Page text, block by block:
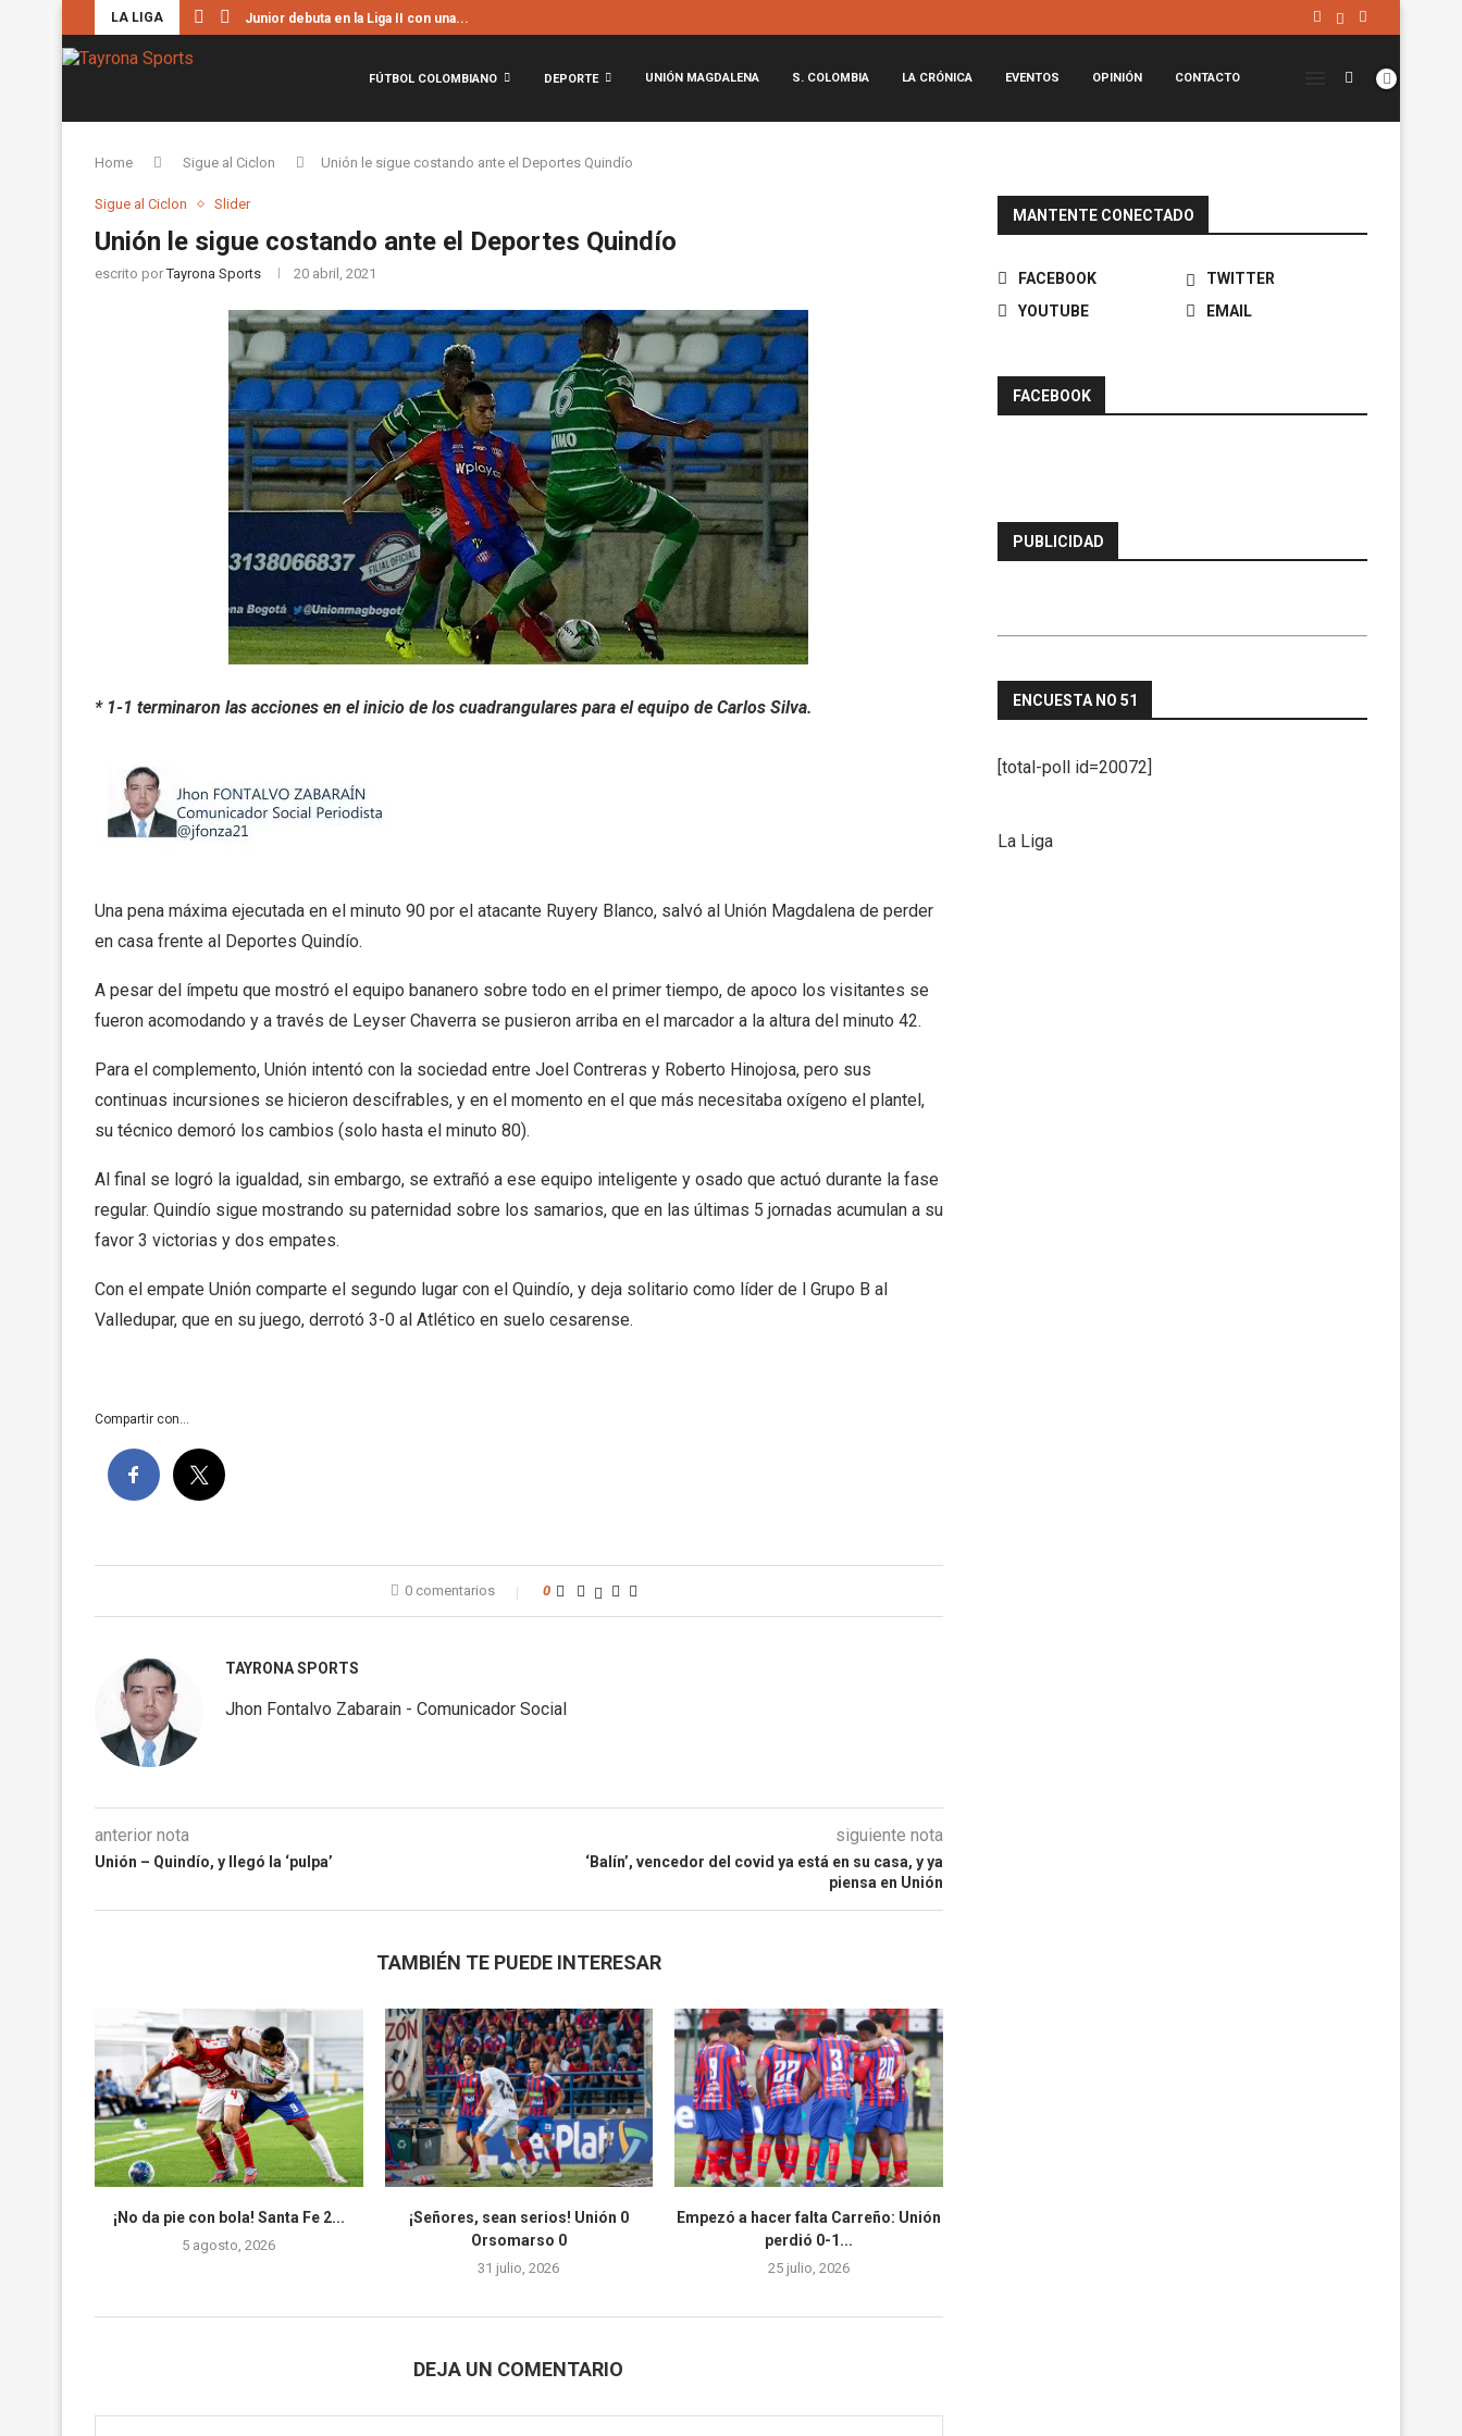
LA LIGA Junior debuta en la Liga II con una...
FÚTBOL COLOMBIANO DEPORTE UNIÓN MAGDALENA S. COLOMBIA LA CRÓNICA EVENTOS OPINIÓN CONTACTO
Home Sigue al Ciclon Unión le sigue costando ante el Deportes Quindío
Sigue al Ciclon Slider
Unión le sigue costando ante el Deportes Quindío
escrito porTayrona Sports 20 abril, 2021
* 1-1 terminaron las acciones en el inicio de los cuadrangulares para el equipo de Carlos Silva.
Una pena máxima ejecutada en el minuto 90 por el atacante Ruyery Blanco, salvó al Unión Magdalena de perder
en casa frente al Deportes Quindío.
A pesar del ímpetu que mostró el equipo bananero sobre todo en el primer tiempo, de apoco los visitantes se
fueron acomodando y a través de Leyser Chaverra se pusieron arriba en el marcador a la altura del minuto 42.
Para el complemento, Unión intentó con la sociedad entre Joel Contreras y Roberto Hinojosa, pero sus
continuas incursiones se hicieron descifrables, y en el momento en el que más necesitaba oxígeno el plantel,
su técnico demoró los cambios (solo hasta el minuto 80).
Al final se logró la igualdad, sin embargo, se extrañó a ese equipo inteligente y osado que actuó durante la fase
regular. Quindío sigue mostrando su paternidad sobre los samarios, que en las últimas 5 jornadas acumulan a su
favor 3 victorias y dos empates.
Con el empate Unión comparte el segundo lugar con el Quindío, y deja solitario como líder de l Grupo B al
Valledupar, que en su juego, derrotó 3-0 al Atlético en suelo cesarense.
Compartir con...
0 comentarios 0
TAYRONA SPORTS
Jhon Fontalvo Zabarain - Comunicador Social
anterior nota
Unión – Quindío, y llegó la ‘pulpa’
siguiente nota
‘Balín’, vencedor del covid ya está en su casa, y ya
piensa en Unión
TAMBIÉN TE PUEDE INTERESAR
¡No da pie con bola! Santa Fe 2...
5 agosto, 2026
¡Señores, sean serios! Unión 0
Orsomarso 0
31 julio, 2026
Empezó a hacer falta Carreño: Unión
perdió 0-1...
25 julio, 2026
DEJA UN COMENTARIO
MANTENTE CONECTADO
FACEBOOK
TWITTER
YOUTUBE
EMAIL
FACEBOOK
PUBLICIDAD
ENCUESTA NO 51
[total-poll id=20072]
La Liga